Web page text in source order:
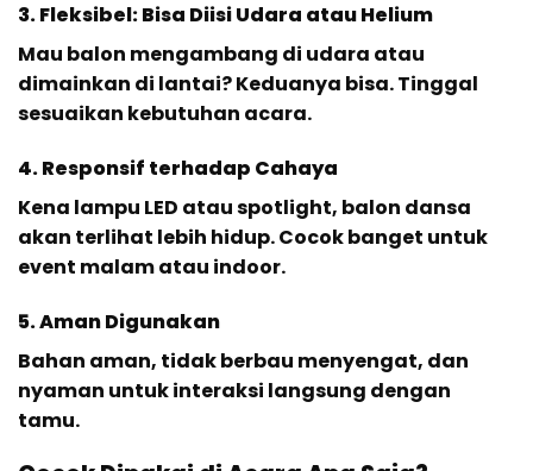
3. Fleksibel: Bisa Diisi Udara atau Helium
Mau balon mengambang di udara atau
dimainkan di lantai? Keduanya bisa. Tinggal
sesuaikan kebutuhan acara.
4. Responsif terhadap Cahaya
Kena lampu LED atau spotlight, balon dansa
akan terlihat lebih hidup. Cocok banget untuk
event malam atau indoor.
5. Aman Digunakan
Bahan aman, tidak berbau menyengat, dan
nyaman untuk interaksi langsung dengan
tamu.